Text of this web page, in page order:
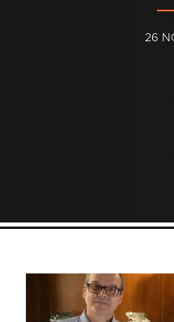
26